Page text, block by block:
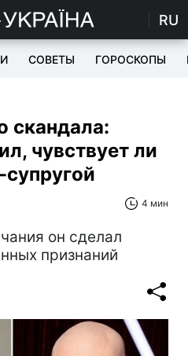
RU
СОВЕТЫ ГОРОСКОПЫ
скандала:
чувствует ли
супругой
4 мин
он сделал
признаний